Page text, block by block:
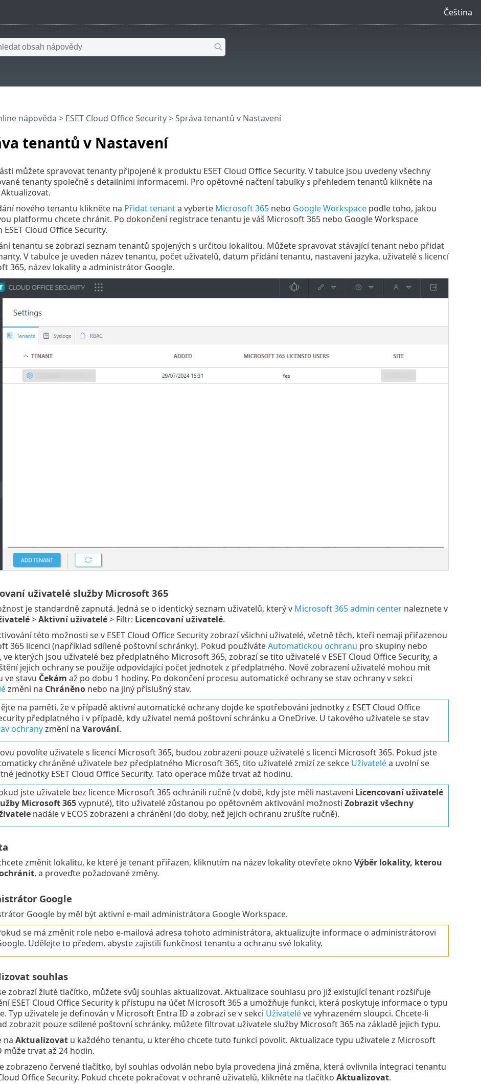
Čeština
tenantů v Nastavení
nápověda > ESET Cloud Office Security>Správa tenantů v Nastavení
můžete spravovat tenanty připojené k produktu ESET Cloud Office Security. V tabulce jsou uvedeny všechny
tenanty společně s detailními informacemi. Pro opětovné načtení tabulky s přehledem tenantů klikněte na
nového tenantu klikněte na Přidat tenanta vyberte Microsoft 365nebo Google Workspacepodle toho, jakou
platformu chcete chránit. Po dokončení registrace tenantu je váš Microsoft 365 nebo Google Workspace
ESET Cloud Office Security.
tenantu se zobrazí seznam tenantů spojených s určitou lokalitou. Můžete spravovat stávající tenant nebo přidat
V tabulce je uveden název tenantu, počet uživatelů, datum přidání tenantu, nastavení jazyka, uživatelé s licencí
365, název lokality a administrátor Google.
uživatelé služby Microsoft 365
je standardně zapnutá. Jedná se o identický seznam uživatelů, který v Microsoft 365 admin centernaleznete v
>Aktivní uživatelé> Filtr: Licencovaní uživatelé.
této možnosti se v ESET Cloud Office Security zobrazí všichni uživatelé, včetně těch, kteří nemají přiřazenou
365 licenci (například sdílené poštovní schránky). Pokud používáteAutomatickou ochranu pro skupiny nebo
ve kterých jsou uživatelé bez předplatného Microsoft 365, zobrazí se tito uživatelé v ESET Cloud Office Security, a
jejich ochrany se použije odpovídající počet jednotek z předplatného. Nově zobrazení uživatelé mohou mít
ve stavu Čekám až po dobu 1 hodiny. Po dokončení procesu automatické ochrany se stav ochrany v sekci
změní na Chráněnonebo na jiný příslušný stav.
na paměti, že v případě aktivní automatické ochrany dojde ke spotřebování jednotky z ESET Cloud Office
předplatného i v případě, kdy uživatel nemá poštovní schránku a OneDrive. U takového uživatele se stav
ochranyzmění na Varování.
povolíte uživatele s licencí Microsoft 365, budou zobrazeni pouze uživatelé s licencí Microsoft 365. Pokud jste
chráněné uživatele bez předplatného Microsoft 365, tito uživatelé zmizí ze sekce Uživateléa uvolní se
jednotky ESET Cloud Office Security. Tato operace může trvat až hodinu.
jste uživatele bez licence Microsoft 365 ochránili ručně (v době, kdy jste měli nastaveníLicencovaní uživatelé
Microsoft 365vypnuté), tito uživatelé zůstanou po opětovném aktivování možnosti Zobrazit všechny
nadále v ECOS zobrazeni a chráněni (do doby, než jejich ochranu zrušíte ručně).
změnit lokalitu, ke které je tenant přiřazen, kliknutím na název lokality otevřete okno Výběr lokality, kterou
, a proveďte požadované změny.
Google
Google by měl být aktivní e-mail administrátora Google Workspace.
se má změnit role nebo e-mailová adresa tohoto administrátora, aktualizujte informace o administrátorovi
Udělejte to předem, abyste zajistili funkčnost tenantu a ochranu své lokality.
souhlas
zobrazí žluté tlačítko, můžete svůj souhlas aktualizovat. Aktualizace souhlasu pro již existující tenant rozšiřuje
ESET Cloud Office Security k přístupu na účet Microsoft 365 a umožňuje funkci, která poskytuje informace o typu
Typ uživatele je definován v Microsoft Entra ID a zobrazí se v sekci Uživateléve vyhrazeném sloupci. Chcete-li
zobrazit pouze sdílené poštovní schránky, můžete filtrovat uživatele služby Microsoft 365 na základě jejich typu.
na Aktualizovatu každého tenantu, u kterého chcete tuto funkci povolit. Aktualizace typu uživatele z Microsoft
může trvat až 24 hodin.
zobrazeno červené tlačítko, byl souhlas odvolán nebo byla provedena jiná změna, která ovlivnila integraci tenantu
Office Security. Pokud chcete pokračovat v ochraně uživatelů, klikněte na tlačítko Aktualizovat.